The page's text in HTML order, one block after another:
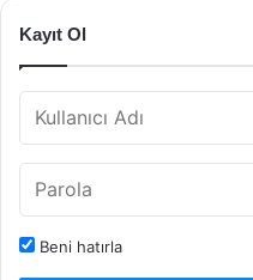
Kayıt Ol
Beni hatırla